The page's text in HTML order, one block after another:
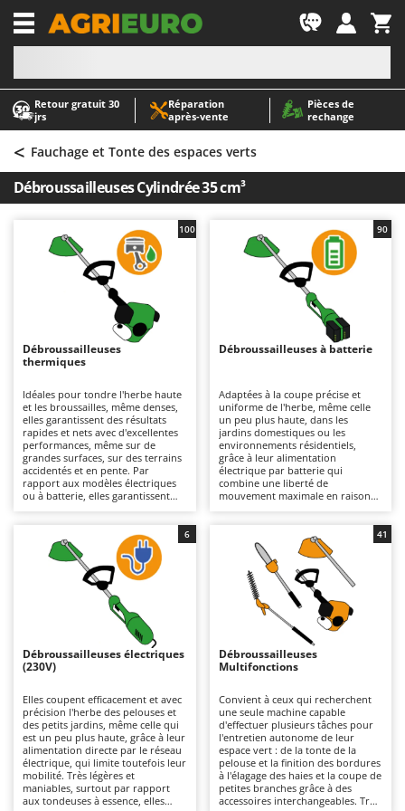
Retour gratuit 30
jrs
Réparation
après‑vente
Pièces de
rechange
-1
A
Abris de jardin
Accessoires pour tracteurs tondeuses autoportés
Aérateurs Scarificateurs pour gazon
Arracheuses de pommes de terre pour tracteur
Aspirateurs - Balais Électriques
Aspirateurs à cendres
Aspirateurs à feuilles sur roues
Aspirateurs de piscine
Aspirateurs Multifonctions
Atomiseurs agricoles pour tracteurs
Atomiseurs pour traitements
Autolaveuses
Autres produits
B
Balayeuses
Bancs de scie pour le bois - Scies à bûches
Barbecues
Bennes pour tracteur
Brosses pour sols extérieurs
Brouettes à moteur
Broyeurs à axe horizontal pour tracteur
Butteurs pour tracteur
C
Chargeurs de batterie - Démarreurs
Charrues pour tracteur
A
AgriEuro Premium
AgriEuro TOP-LINE
AGT
Aima
Airmec
AL-KO
Alpina
Ama
Ambrogio Robot
Annovi Reverberi
ANTHBOT
Archman
Ardes
Attila
Ausonia
Awelco
B
Baesso
Bahco
< Fauchage et Tonte des espaces verts
Débroussailleuses Cylindrée 35 cm³
Débroussailleuses
thermiques
Idéales pour tondre l'herbe haute
et les broussailles, même denses,
elles garantissent des résultats
rapides et nets avec d'excellentes
performances, même sur de
grandes surfaces, sur des terrains
accidentés et en pente. Par
rapport aux modèles électriques
ou à batterie, elles garantissent
s'adaptant mieux aux travaux plus
intensifs, mais elles sont plus
lourdes. Des modèles de
différentes cylindrées sont
disponibles, des plus petits,
adaptés aux travaux de bricolage
qui nécessitent peu de puissance,
aux plus grands, pour les travaux
professionnels, même lourds. Il
est important d'effectuer un
entretien périodique du moteur à
combustion, comme le contrôle
l'huile moteur dans les modèles à
4 temps.
100
Débroussailleuses à batterie
Adaptées à la coupe précise et
uniforme de l'herbe, même celle
un peu plus haute, dans les
jardins domestiques ou les
environnements résidentiels,
grâce à leur alimentation
électrique par batterie qui
combine une liberté de
mouvement maximale en raison
un fonctionnement silencieux et
une utilisation pratique. Lorsque
les batteries au lithium sont
déchargées, elles peuvent être
rapidement remplacées par
d'autres chargées, ce qui prolonge
leur autonomie. L'entretien se
limite au maintien de la charge des
batteries pendant les périodes
d'inutilisation et au nettoyage ou
au remplacement périodique du fil
ou des lames.
90
Débroussailleuses électriques
(230V)
Elles coupent efficacement et avec
précision l'herbe des pelouses et
des petits jardins, même celle qui
est un peu plus haute, grâce à leur
alimentation directe par le réseau
électrique, qui limite toutefois leur
mobilité. Très légères et
maniables, surtout par rapport
aux tondeuses à essence, elles
6
Débroussailleuses
Multifonctions
Convient à ceux qui recherchent
une seule machine capable
d'effectuer plusieurs tâches pour
l'entretien autonome de leur
espace vert : de la tonte de la
pelouse et la finition des bordures
à l'élagage des haies et la coupe de
petites branches grâce à des
accessoires interchangeables. Très
41